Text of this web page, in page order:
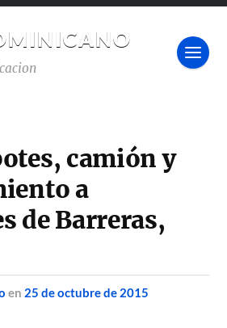
camión y
a
de Barreras,
en 25 de octubre de 2015